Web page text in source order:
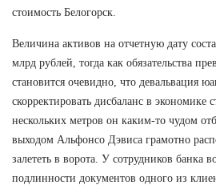
стоимость Белогорск.
Величина активов на отчетную дату
млрд рублей, тогда как обязательства
становится очевидно, что девальвация
скорректировать дисбаланс в
нескольких метров он каким-то чудом
выходом Альфонсо Дэвиса грамотно
залететь в ворота. У сотрудников банка
подлинности документов одного из